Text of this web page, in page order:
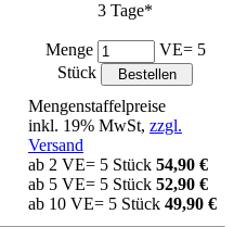
3 Tage*
Menge
VE= 5
Stück
Mengenstaffelpreise
inkl. 19% MwSt, zzgl.
Versand
ab 2 VE= 5 Stück 54,90 €
ab 5 VE= 5 Stück 52,90 €
ab 10 VE= 5 Stück 49,90 €